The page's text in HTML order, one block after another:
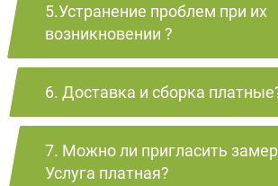
5.Устранение проблем при их
возникновении ?
6. Доставка и сборка
7. Можно ли пригласить
Услуга платная?